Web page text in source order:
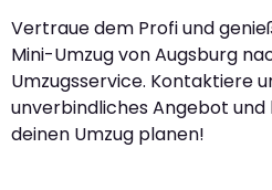
Vertraue dem Profi und
Mini-Umzug von Augsburg
Umzugsservice. Kontaktiere
unverbindliches Angebot und
deinen Umzug planen!